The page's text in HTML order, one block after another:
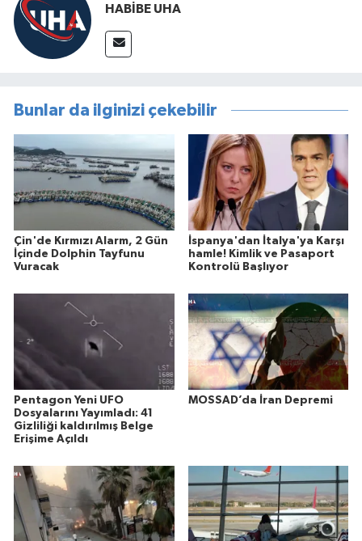
HABİBE UHA
Bunlar da ilginizi çekebilir
Çin'de Kırmızı Alarm, 2 Gün
İçinde Dolphin Tayfunu
Vuracak
İspanya'dan İtalya'ya Karşı
hamle! Kimlik ve Pasaport
Kontrolü Başlıyor
Pentagon Yeni UFO
Dosyalarını Yayımladı: 41
Gizliliği kaldırılmış Belge
Erişime Açıldı
MOSSAD’da İran Depremi